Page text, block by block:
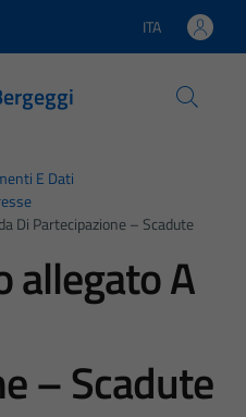
Lingua attiva:
ITA
E Dati
Di Partecipazione – Scadute
allegato A
– Scadute